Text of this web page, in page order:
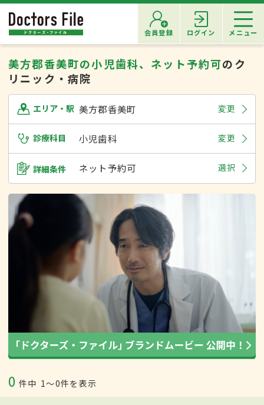
会員登録 ログイン メニュー
美方郡香美町の小児歯科、ネット予約可のク
リニック・病院
エリア・駅 美方郡香美町 変更
診療科目 小児歯科 変更
詳細条件 ネット予約可 選択
0 件中 1〜0件を表示